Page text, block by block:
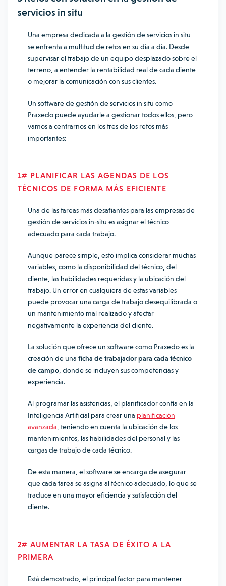
servicios in situ
Una empresa dedicada a la gestión de servicios in situ
se enfrenta a multitud de retos en su día a día. Desde
supervisar el trabajo de un equipo desplazado sobre el
terreno, a entender la rentabilidad real de cada cliente
o mejorar la comunicación con sus clientes.
Un software de gestión de servicios in situ como
Praxedo puede ayudarle a gestionar todos ellos, pero
vamos a centrarnos en los tres de los retos más
importantes:
1# PLANIFICAR LAS AGENDAS DE LOS
TÉCNICOS DE FORMA MÁS EFICIENTE
Una de las tareas más desafiantes para las empresas de
gestión de servicios in-situ es asignar el técnico
adecuado para cada trabajo.
Aunque parece simple, esto implica considerar muchas
variables, como la disponibilidad del técnico, del
cliente, las habilidades requeridas y la ubicación del
trabajo. Un error en cualquiera de estas variables
puede provocar una carga de trabajo desequilibrada o
un mantenimiento mal realizado y afectar
negativamente la experiencia del cliente.
La solución que ofrece un software como Praxedo es la
creación de una ficha de trabajador para cada técnico
de campo , donde se incluyen sus competencias y
experiencia.
Al programar las asistencias, el planificador confía en la
Inteligencia Artificial para crear una planificación
avanzada , teniendo en cuenta la ubicación de los
mantenimientos, las habilidades del personal y las
cargas de trabajo de cada técnico.
De esta manera, el software se encarga de asegurar
que cada tarea se asigna al técnico adecuado, lo que se
traduce en una mayor eficiencia y satisfacción del
cliente.
2# AUMENTAR LA TASA DE ÉXITO A LA
PRIMERA
Está demostrado, el principal factor para mantener